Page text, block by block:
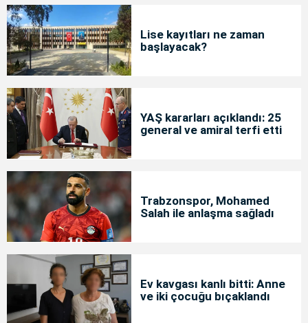
Lise kayıtları ne zaman
başlayacak?
YAŞ kararları açıklandı: 25
general ve amiral terfi etti
Trabzonspor, Mohamed
Salah ile anlaşma sağladı
Ev kavgası kanlı bitti: Anne
ve iki çocuğu bıçaklandı